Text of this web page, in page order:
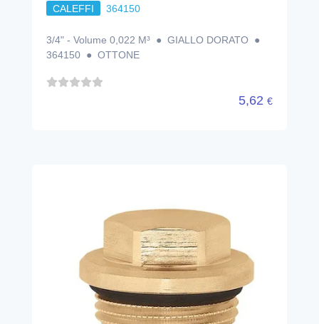
CALEFFI 364150
3/4" - Volume 0,022 M³ ● GIALLO DORATO ●
364150 ● OTTONE
5,62 €